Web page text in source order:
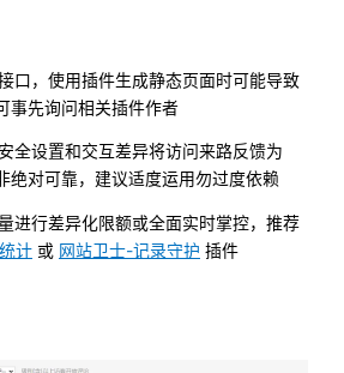
口，使用插件生成静态页面时可能导致
事先询问相关插件作者
全设置和交互差异将访问来路反馈为
绝对可靠，建议适度运用勿过度依赖
进行差异化限额或全面实时掌控，推荐
计 或 网站卫士-记录守护 插件